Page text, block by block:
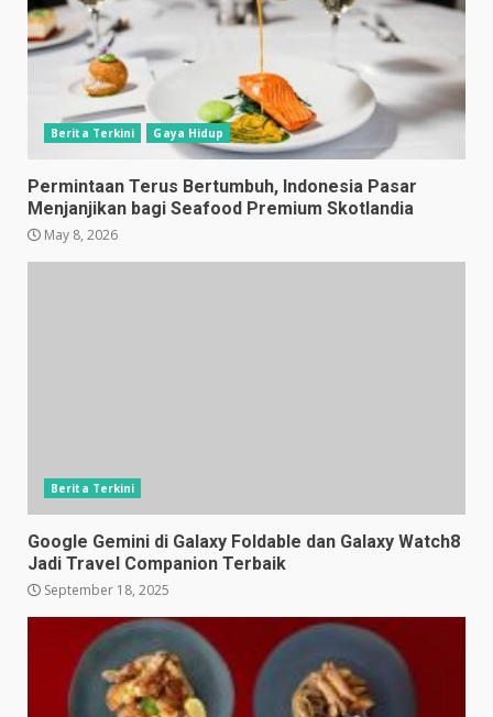
Berita Terkini Gaya Hidup
Permintaan Terus Bertumbuh, Indonesia Pasar
Menjanjikan bagi Seafood Premium Skotlandia
May 8, 2026
Berita Terkini
Google Gemini di Galaxy Foldable dan Galaxy Watch8
Jadi Travel Companion Terbaik
September 18, 2025